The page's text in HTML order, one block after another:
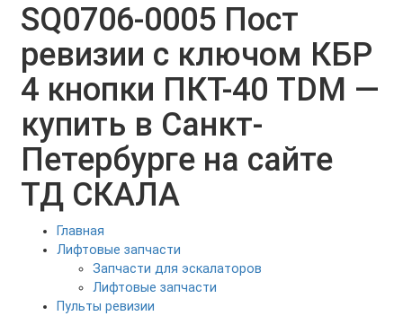
SQ0706-0005 Пост
ревизии с ключом КБР
4 кнопки ПКТ-40 TDM —
купить в Санкт-
Петербурге на сайте
ТД СКАЛА
Главная
Лифтовые запчасти
Запчасти для эскалаторов
Лифтовые запчасти
Пульты ревизии